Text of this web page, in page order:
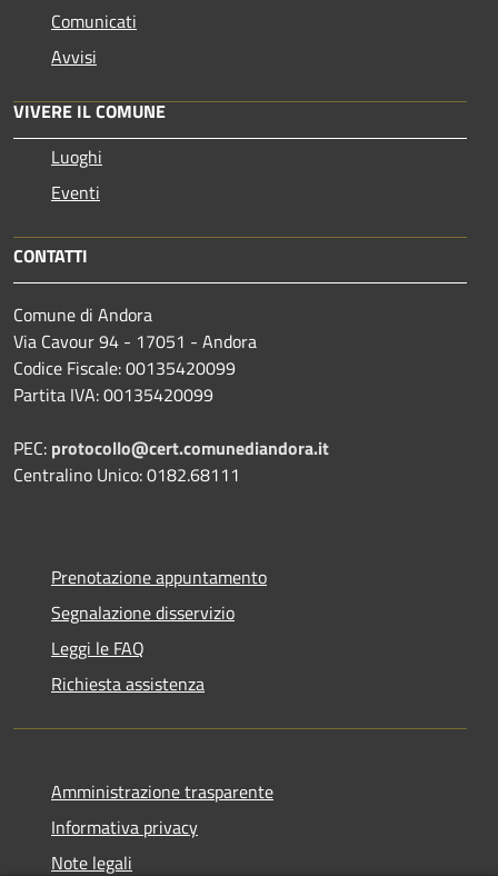
Comunicati
Avvisi
VIVERE IL COMUNE
Luoghi
Eventi
CONTATTI
Comune di Andora
Via Cavour 94 - 17051 - Andora
Codice Fiscale: 00135420099
Partita IVA: 00135420099
PEC: protocollo@cert.comunediandora.it
Centralino Unico: 0182.68111
Prenotazione appuntamento
Segnalazione disservizio
Leggi le FAQ
Richiesta assistenza
Amministrazione trasparente
Informativa privacy
Note legali